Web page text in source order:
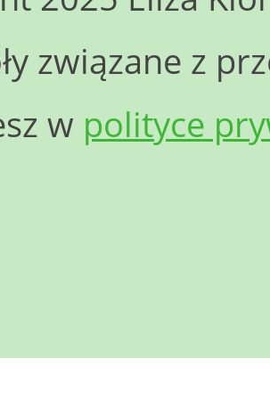
związane z
w polityce